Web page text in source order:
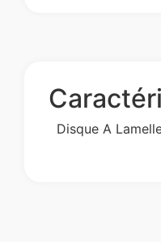
Disque A